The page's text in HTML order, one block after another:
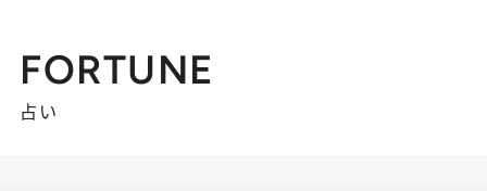
FORTUNE
占い